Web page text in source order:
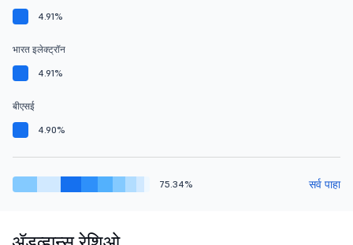
4.91%
भारत इलेक्ट्रॉन
4.91%
बीएसई
4.90%
75.34% सर्व पाहा